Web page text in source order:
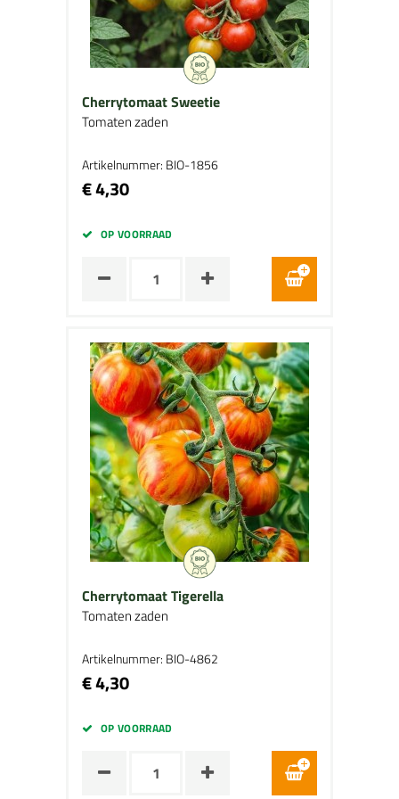
Cherrytomaat Sweetie
Tomaten zaden
Artikelnummer: BIO-1856
€ 4,30
OP VOORRAAD
Cherrytomaat Tigerella
Tomaten zaden
Artikelnummer: BIO-4862
€ 4,30
OP VOORRAAD